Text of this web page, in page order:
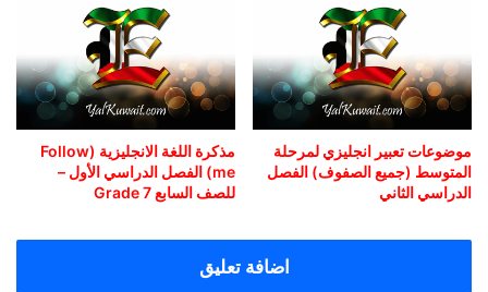
موضوعات تعبير انجليزي لمرحلة
المتوسط (جميع الصفوف) الفصل
الدراسي الثاني
مذكرة اللغة الانجليزية (Follow
me) الفصل الدراسي الأول –
للصف السابع Grade 7
اضافة تعليق